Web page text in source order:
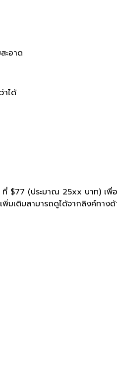
ะอาด
าได้
ที่ $77 (ประมาณ 25xx บาท) เ
มเติมสามารถดูได้จากลิงค์ทาง